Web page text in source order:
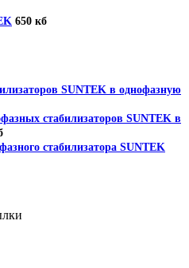
650 кб
SUNTEK в однофазную
стабилизаторов SUNTEK в
стабилизатора SUNTEK